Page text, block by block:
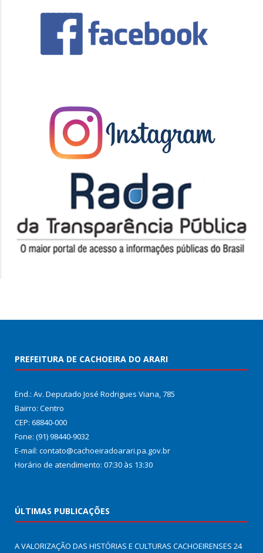
PREFEITURA DE CACHOEIRA DO ARARI
End.: Av. Deputado José Rodrigues Viana, 785
Bairro: Centro
CEP: 68840-000
Fone: (91) 98440-9032
E-mail: contato@cachoeiradoarari.pa.gov.br
Horário de atendimento: 07:30 às 13:30
ÚLTIMAS PUBLICAÇÕES
A VALORIZAÇÃO DAS HISTÓRIAS E CULTURAS CACHOEIRENSES 24